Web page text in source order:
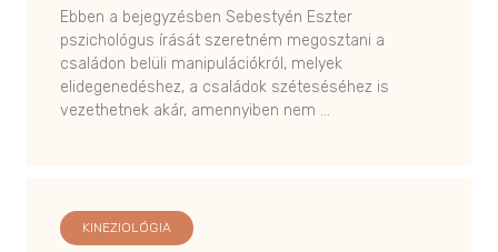
Ebben a bejegyzésben Sebestyén Eszter
pszichológus írását szeretném megosztani a
családon belüli manipulációkról, melyek
elidegenedéshez, a családok széteséséhez is
vezethetnek akár, amennyiben nem …
KINEZIOLÓGIA